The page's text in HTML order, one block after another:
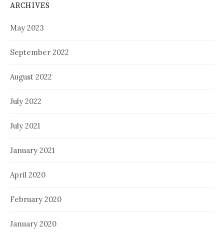
ARCHIVES
May 2023
September 2022
August 2022
July 2022
July 2021
January 2021
April 2020
February 2020
January 2020